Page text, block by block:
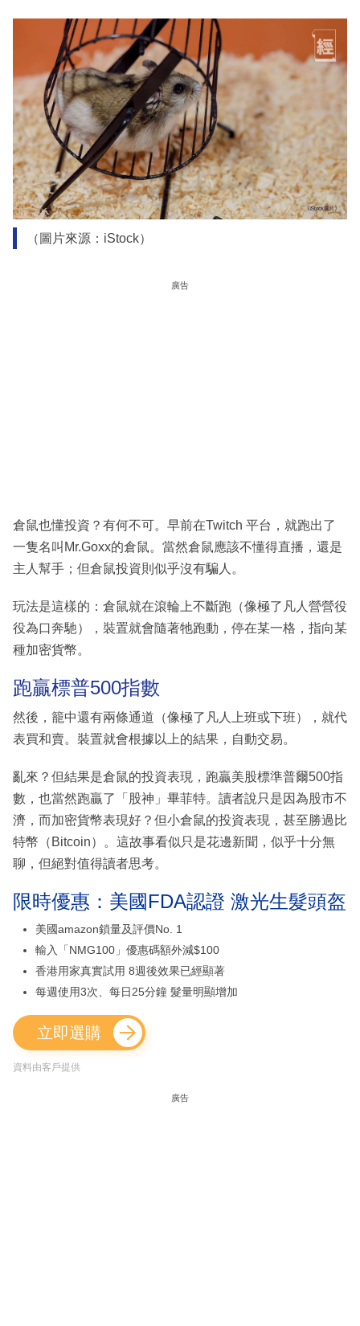
（圖片來源：iStock）
廣告
倉鼠也懂投資？有何不可。早前在Twitch 平台，就跑出了
一隻名叫Mr.Goxx的倉鼠。當然倉鼠應該不懂得直播，還是
主人幫手；但倉鼠投資則似乎沒有騙人。
玩法是這樣的：倉鼠就在滾輪上不斷跑（像極了凡人營營役
役為口奔馳），裝置就會隨著牠跑動，停在某一格，指向某
種加密貨幣。
跑贏標普500指數
然後，籠中還有兩條通道（像極了凡人上班或下班），就代
表買和賣。裝置就會根據以上的結果，自動交易。
亂來？但結果是倉鼠的投資表現，跑贏美股標準普爾500指
數，也當然跑贏了「股神」畢菲特。讀者說只是因為股市不
濟，而加密貨幣表現好？但小倉鼠的投資表現，甚至勝過比
特幣（Bitcoin）。這故事看似只是花邊新聞，似乎十分無
聊，但絕對值得讀者思考。
限時優惠：美國FDA認證 激光生髮頭盔
美國amazon鎖量及評價No. 1
輸入「NMG100」優惠碼額外減$100
香港用家真實試用 8週後效果已經顯著
每週使用3次、每日25分鐘 髮量明顯增加
立即選購
資料由客戶提供
廣告